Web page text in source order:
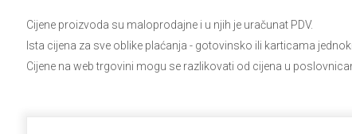
Cijene proizvoda su maloprodajne i u njih je uračunat PDV.
Ista cijena za sve oblike plaćanja - gotovinsko ili karticama
Cijene na web trgovini mogu se razlikovati od cijena u